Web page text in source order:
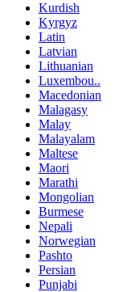
Kurdish
Kyrgyz
Latin
Latvian
Lithuanian
Luxembou..
Macedonian
Malagasy
Malay
Malayalam
Maltese
Maori
Marathi
Mongolian
Burmese
Nepali
Norwegian
Pashto
Persian
Punjabi